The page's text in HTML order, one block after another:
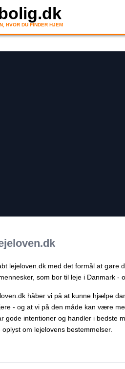
HVOR DU FINDER HJEM
lejeloven.dk med det formål at gøre
som bor til leje i Danmark -
håber vi på at kunne hjælpe
- og at vi på den måde kan være
gode intentioner og handler i bedste
om lejelovens bestemmelser.